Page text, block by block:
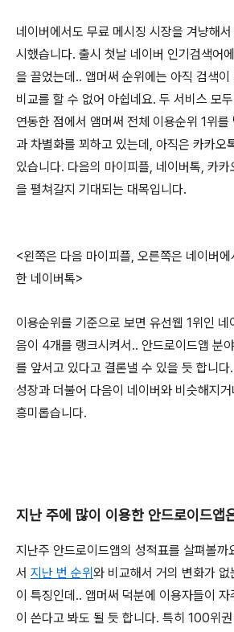
네이버에서도 무료 메시징 시장을 겨냥해
시했습니다. 출시 첫날 네이버 인기검색어
을 끌었는데.. 앱머써 순위에는 아직 검색
비교를 할 수 없어 아쉽네요. 두 서비스 모
연동한 점에서 앰머써 전체 이용순위 1위
과 차별화를 꾀하고 있는데, 아직은 카카오
있습니다. 다음의 마이피플, 네이버톡, 카
을 펼쳐갈지 기대되는 대목입니다.
<왼쪽은 다음 마이피플, 오른쪽은 네이버에
한 네이버톡>
이용순위를 기준으로 보면 유선웹 1위인
음이 4개를 랭크시켜서.. 안드로이드앱 분
를 앞서고 있다고 결론낼 수 있을 듯 합니
성장과 더불어 다음이 네이버와 비슷해지거
흥미롭습니다.
지난 주에 많이 이용한 안드로이드앱
지난주 안드로이드앱의 성적표를 살펴볼까
서 지난 번 순위와 비교해서 거의 변화가
이 특징인데.. 앱머써 덕분에 이용자들이
이 쓴다고 봐도 될 듯 합니다. 특히 100위